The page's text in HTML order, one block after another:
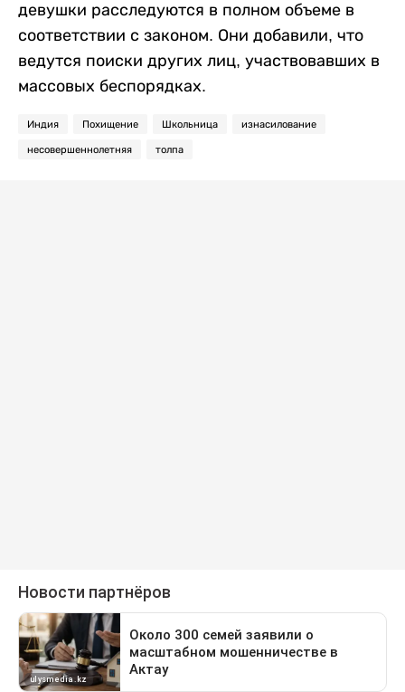
девушки расследуются в полном объеме в
соответствии с законом. Они добавили, что
ведутся поиски других лиц, участвовавших в
массовых беспорядках.
Индия Похищение Школьница изнасилование
несовершеннолетняя толпа